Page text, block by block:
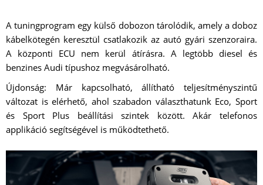
A tuningprogram egy külső dobozon tárolódik, amely a doboz
kábelkötegén keresztül csatlakozik az autó gyári szenzoraira.
A központi ECU nem kerül átírásra. A legtöbb diesel és
benzines Audi típushoz megvásárolható.
Újdonság: Már kapcsolható, állítható teljesítményszintű
változat is elérhető, ahol szabadon választhatunk Eco, Sport
és Sport Plus beállítási szintek között. Akár telefonos
applikáció segítségével is működtethető.